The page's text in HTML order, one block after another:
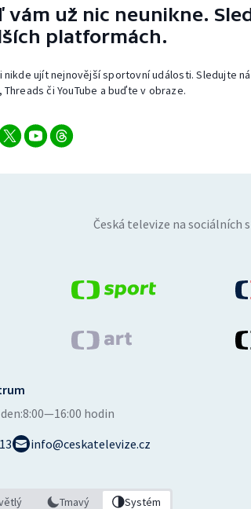
vám už nic neunikne.
platformách.
nikde ujít nejnovější sportovní události. Sledujte
Threads či YouTube a buďte v obraze.
Česká televize na sociálních
8:00—16:00 hodin
info@ceskatelevize.cz
Tmavý Systém